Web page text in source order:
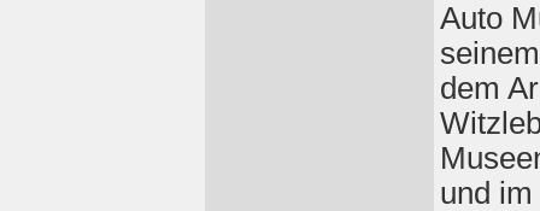
Auto
dem
und